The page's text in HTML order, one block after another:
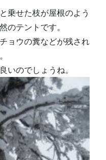
乗せた枝が屋根のよう
のテントです。
ョウの糞などが残され
いのでしょうね。